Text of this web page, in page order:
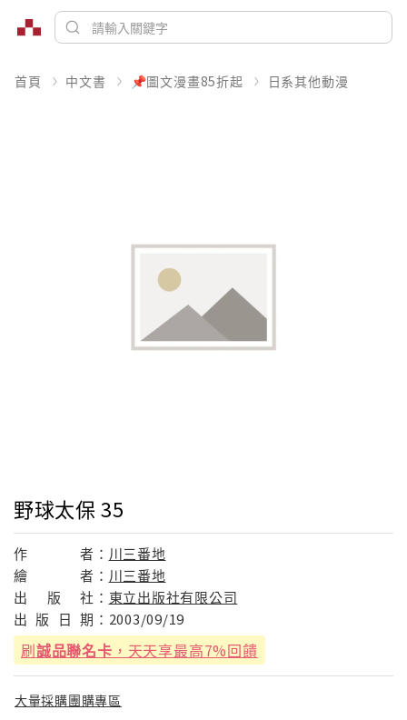
首頁 中文書 📌圖文漫畫85折起 日系其他動漫
野球太保 35
作 者： 川三番地
繪
者： 川三番地
出
版 社： 東立出版社有限公司
出 版 日 期： 2003/09/19
刷誠品聯名卡 ，天天享最高7%回饋
大量採購團購專區